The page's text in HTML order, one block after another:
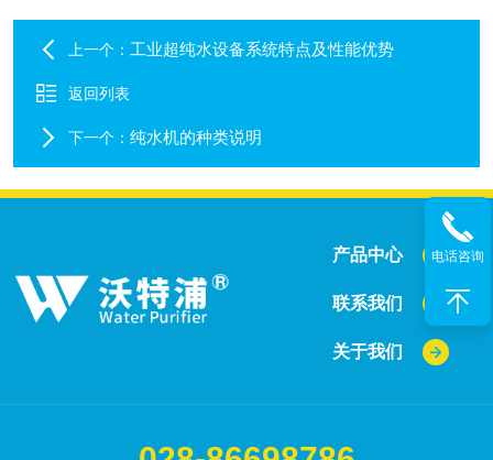
上一个： 工业超纯水设备系统特点及性能优势
返回列表
下一个： 纯水机的种类说明
产品中心
联系我们
关于我们
电话咨询